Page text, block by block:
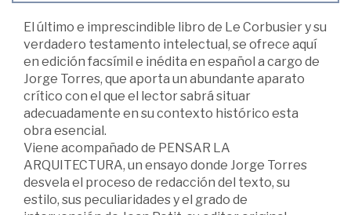
El último e imprescindible libro de Le Corbusier y su
verdadero testamento intelectual, se ofrece aquí
en edición facsímil e inédita en español a cargo de
Jorge Torres, que aporta un abundante aparato
crítico con el que el lector sabrá situar
adecuadamente en su contexto histórico esta
obra esencial.
Viene acompañado de PENSAR LA
ARQUITECTURA, un ensayo donde Jorge Torres
desvela el proceso de redacción del texto, su
estilo, sus peculiaridades y el grado de